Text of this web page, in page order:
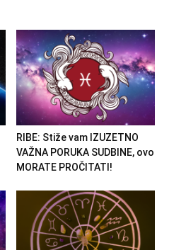
RIBE: Stiže vam IZUZETNO
VAŽNA PORUKA SUDBINE, ovo
MORATE PROČITATI!